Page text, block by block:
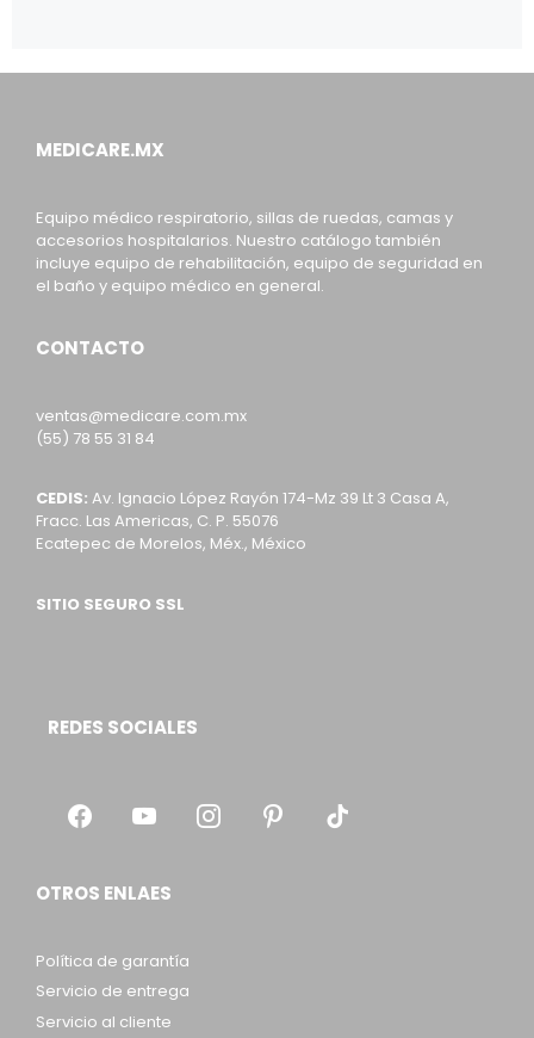
MEDICARE.MX
Equipo médico respiratorio, sillas de ruedas, camas y
accesorios hospitalarios. Nuestro catálogo también
incluye equipo de rehabilitación, equipo de seguridad en
el baño y equipo médico en general.
CONTACTO
ventas@medicare.com.mx
(55) 78 55 31 84
CEDIS: Av. Ignacio López Rayón 174-Mz 39 Lt 3 Casa A,
Fracc. Las Americas, C. P. 55076
Ecatepec de Morelos, Méx., México
SITIO SEGURO SSL
REDES SOCIALES
OTROS ENLAES
Política de garantía
Servicio de entrega
Servicio al cliente